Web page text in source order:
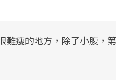
難瘦的地方，除了小腹，